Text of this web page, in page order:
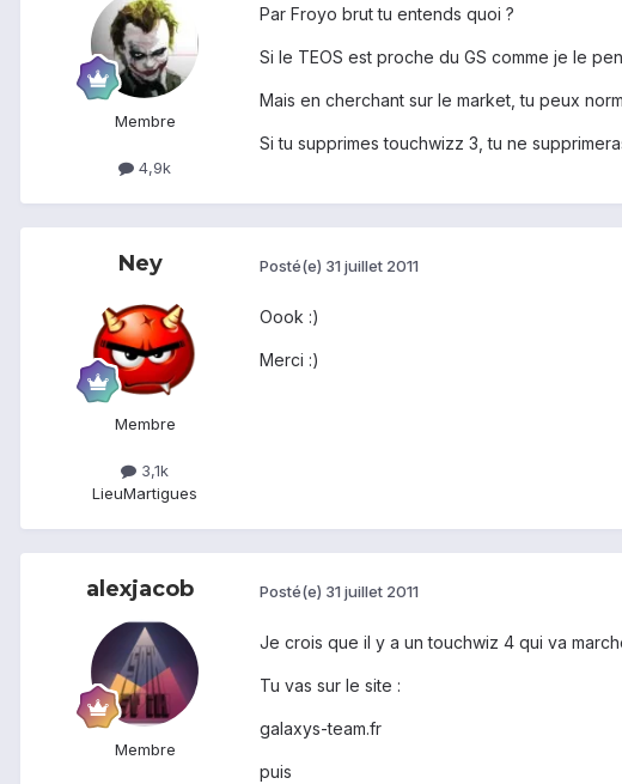
Membre
4,9k
Par Froyo brut tu entends quoi ?
Si le TEOS est proche du GS comme je le
Mais en cherchant sur le market, tu peux
Si tu supprimes touchwizz 3, tu ne
Ney
Membre
3,1k
LieuMartigues
Posté(e) 31 juillet 2011
Oook :)
Merci :)
alexjacob
Membre
Posté(e) 31 juillet 2011
Je crois que il y a un touchwiz 4 qui va
Tu vas sur le site :
galaxys-team.fr
puis